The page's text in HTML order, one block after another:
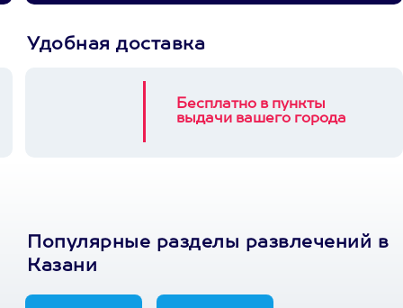
Удобная доставка
Бесплатно в пункты
выдачи вашего города
Популярные разделы развлечений в
Казани